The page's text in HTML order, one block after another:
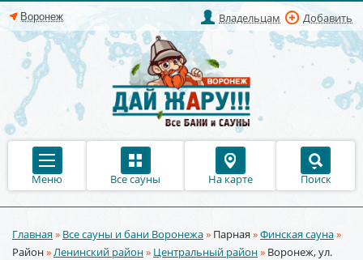
Владельцам Добавить
Меню Все сауны На карте Поиск
Вы здесь
Главная» Все сауны и бани Воронежа» Парная»Финская сауна»
Район» Ленинский район» Центральный район» Воронеж, ул.